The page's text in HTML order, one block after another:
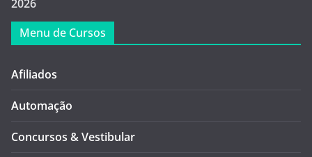
2026
Menu de Cursos
Afiliados
Automação
Concursos & Vestibular